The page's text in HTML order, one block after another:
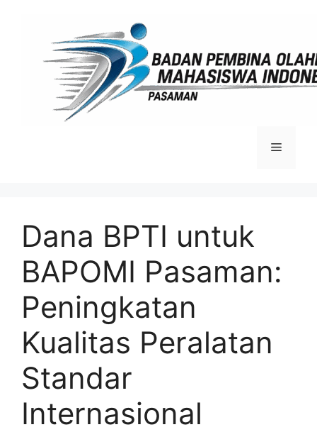
Menu
Dana BPTI untuk
BAPOMI Pasaman:
Peningkatan
Kualitas Peralatan
Standar
Internasional